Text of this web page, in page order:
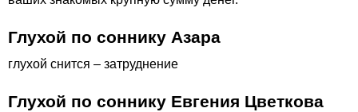
Глухой по соннику Азара
глухой снится – затруднение
Глухой по соннику Евгения Цветкова